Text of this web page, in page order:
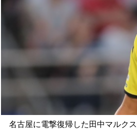
名古屋に電撃復帰した田中マルク